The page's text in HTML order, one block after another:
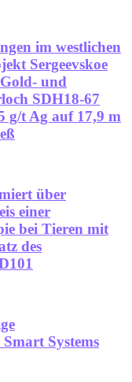
im westlichen
Sergeevskoe
und
SDH18-67
g/t Ag auf 17,9 m
über
einer
bei Tieren mit
des
Systems